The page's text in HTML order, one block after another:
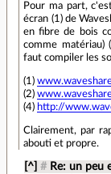
Pour ma part,
écran (1) de
en fibre de bois
comme matériau)
faut compiler les
(1)
(2)
(4) http://
Clairement, par
abouti et propre.
[^] # Re: un peu